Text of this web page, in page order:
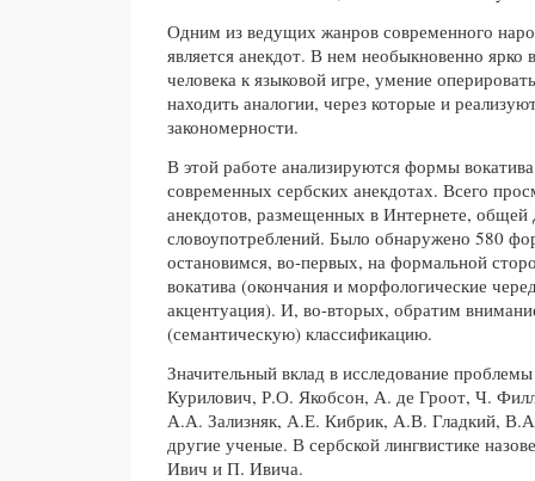
Одним из ведущих жанров современного
является анекдот. В нем необыкновенно ярко
человека к языковой игре, умение
находить аналогии, через которые и
закономерности.
В этой работе анализируются формы
современных сербских анекдотах. Всего
анекдотов, размещенных в Интернете, общей
словоупотреблений. Было обнаружено 580
остановимся, во-первых, на формальной
вокатива (окончания и морфологические
акцентуация). И, во-вторых, обратим
(семантическую) классификацию.
Значительный вклад в исследование
Курилович, Р.О. Якобсон, А. де Гроот, Ч.
А.А. Зализняк, А.Е. Кибрик, А.В. Гладкий,
другие ученые. В сербской лингвистике
Ивич и П. Ивича.